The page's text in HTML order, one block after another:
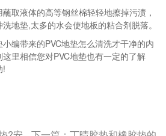
液体的高等钢丝棉轻轻地擦掉污渍，
地垫,太多的水会使地板的粘合剂脱落。
带来的PVC地垫怎么清洗才干净的内
里相信您对PVC地垫也有一定的了解
!